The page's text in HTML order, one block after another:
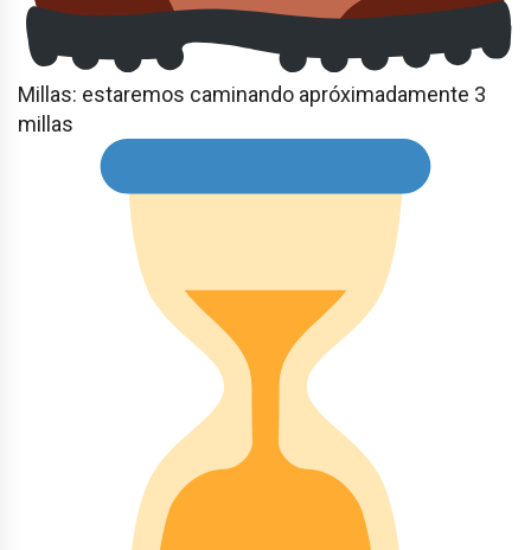
Millas: estaremos caminando apróximadamente 3
millas